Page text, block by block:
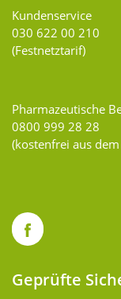
Kundenservice
030 622 00 210
(Festnetztarif)
Pharmazeutische
0800 999 28 28
(kostenfrei aus
Geprüfte